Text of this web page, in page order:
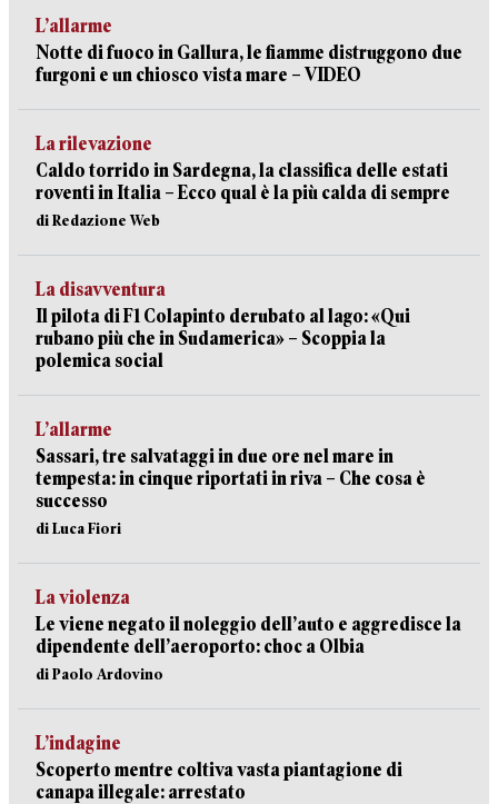
L’allarme
Notte di fuoco in Gallura, le fiamme distruggono due
furgoni e un chiosco vista mare – VIDEO
La rilevazione
Caldo torrido in Sardegna, la classifica delle estati
roventi in Italia – Ecco qual è la più calda di sempre
di Redazione Web
La disavventura
Il pilota di F1 Colapinto derubato al lago: «Qui
rubano più che in Sudamerica» – Scoppia la
polemica social
L’allarme
Sassari, tre salvataggi in due ore nel mare in
tempesta: in cinque riportati in riva – Che cosa è
successo
di Luca Fiori
La violenza
Le viene negato il noleggio dell’auto e aggredisce la
dipendente dell’aeroporto: choc a Olbia
di Paolo Ardovino
L’indagine
Scoperto mentre coltiva vasta piantagione di
canapa illegale: arrestato